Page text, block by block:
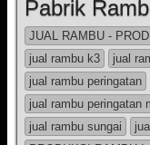
Pabrik
JUAL RAMBU -
jual rambu k3
jual
jual rambu peringatan
jual rambu peringatan
jual rambu sungai